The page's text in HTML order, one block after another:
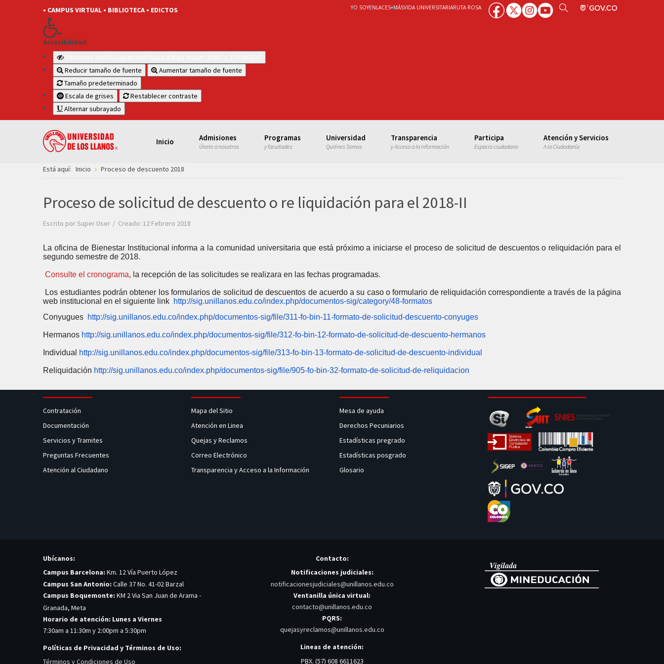
• CAMPUS VIRTUAL • BIBLIOTECA • EDICTOS
Accesibilidad
Reducir tamaño de fuente
Aumentar tamaño de fuente
Tamaño predeterminado
Escala de grises
Restablecer contraste
Alternar subrayado
YO SOYENLACES+MÁSVIDA UNIVERSITARIARUTA ROSA
Inicio Admisiones
Únete a nosotros
Programas
y facultades
Universidad
Quiénes Somos
Transparencia
y Acceso a la información
Participa
Espacio ciudadano
Atención y Servicios
A la Ciudadanía
Está aquí: Inicio Proceso de descuento 2018
Proceso de solicitud de descuento o re liquidación para el 2018-II
Escrito porSuper User Creado: 12 Febrero 2018
La oficina de Bienestar Institucional informa a la comunidad universitaria que está próximo a iniciarse el proceso de solicitud de descuentos o reliquidación para el
segundo semestre de 2018.
Consulte el cronograma, la recepción de las solicitudes se realizara en las fechas programadas.
Los estudiantes podrán obtener los formularios de solicitud de descuentos de acuerdo a su caso o formulario de reliquidación correspondiente a través de la página
web institucional en el siguiente link http://sig.unillanos.edu.co/index.php/documentos-sig/category/48-formatos
Conyugues http://sig.unillanos.edu.co/index.php/documentos-sig/file/311-fo-bin-11-formato-de-solicitud-descuento-conyuges
Hermanos http://sig.unillanos.edu.co/index.php/documentos-sig/file/312-fo-bin-12-formato-de-solicitud-de-descuento-hermanos
Individual http://sig.unillanos.edu.co/index.php/documentos-sig/file/313-fo-bin-13-formato-de-solicitud-de-descuento-individual
Reliquidación http://sig.unillanos.edu.co/index.php/documentos-sig/file/905-fo-bin-32-formato-de-solicitud-de-reliquidacion
Contratación
Documentación
Servicios y Tramites
Preguntas Frecuentes
Atención al Ciudadano
Mapa del Sitio
Atención en Linea
Quejas y Reclamos
Correo Electrónico
Transparencia y Acceso a la Información
Mesa de ayuda
Derechos Pecuniarios
Estadísticas pregrado
Estadísticas posgrado
Glosario
Ubícanos:
Campus Barcelona: Km. 12 Vía Puerto López
Campus San Antonio: Calle 37 No. 41-02 Barzal
Campus Boquemonte: KM 2 Via San Juan de Arama -
Granada, Meta
Horario de atención: Lunes a Viernes
7:30am a 11:30m y 2:00pm a 5:30pm
Políticas de Privacidad y Términos de Uso:
Términos y Condiciones de Uso
Contacto:
Notificaciones judiciales:
notificacionesjudiciales@unillanos.edu.co
Ventanilla única virtual:
contacto@unillanos.edu.co
PQRS:
quejasyreclamos@unillanos.edu.co
Lineas de atención:
PBX. (57) 608 6611623